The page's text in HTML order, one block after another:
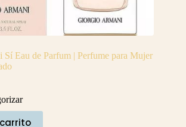
Eau de Parfum | Perfume para Mujer